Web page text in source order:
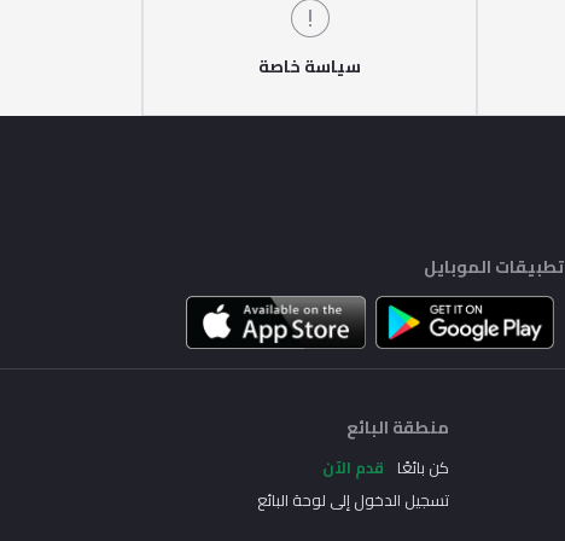
سياسة خاصة
تطبيقات الموبايل
منطقة البائع
كن بائعًا قدم الآن
تسجيل الدخول إلى لوحة البائع